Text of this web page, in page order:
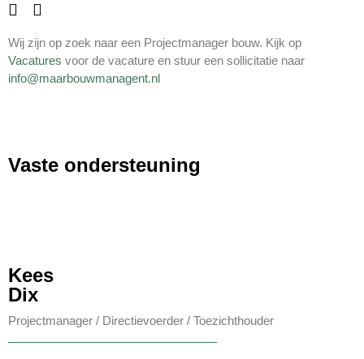
Wij zijn op zoek naar een Projectmanager bouw. Kijk op
Vacatures voor de vacature en stuur een sollicitatie naar
info@maarbouwmanagent.nl
Vaste ondersteuning
Kees
Dix
Projectmanager / Directievoerder / Toezichthouder